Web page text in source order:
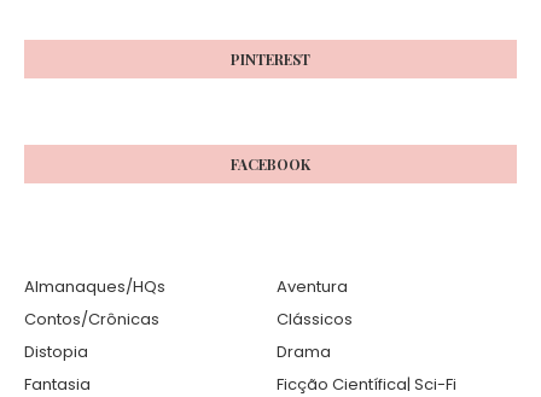
PINTEREST
FACEBOOK
Almanaques/HQs
Aventura
Contos/Crônicas
Clássicos
Distopia
Drama
Fantasia
Ficção Científica| Sci-Fi